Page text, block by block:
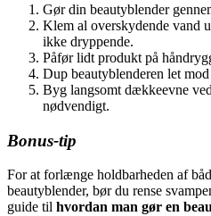
Gør din beautyblender
Klem al overskydende vand
ikke dryppende.
Påfør lidt produkt på
Dup beautyblenderen let
Byg langsomt dækkeevne
nødvendigt.
Bonus-tip
For at forlænge holdbarheden af
beautyblender, bør du rense
guide til hvordan man gør en